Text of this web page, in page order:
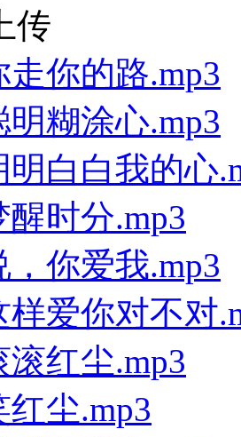
传
走你的路.mp3
明糊涂心.mp3
明白白我的心
时分.mp3
，你爱我.mp3
样爱你对不对
红尘.mp3
尘.mp3